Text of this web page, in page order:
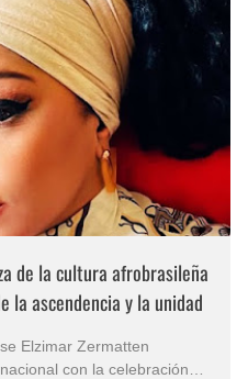
de la cultura afrobrasileña
la ascendencia y la unidad
Elzimar Zermatten
con la celebración